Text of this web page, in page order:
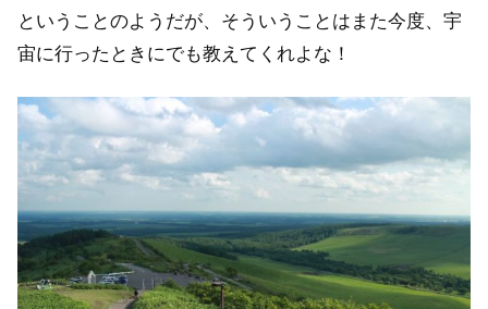
ということのようだが、そういうことはまた今度、宇
宙に行ったときにでも教えてくれよな！